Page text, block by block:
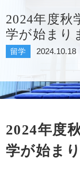
国際
大学
2024年度秋
学が始まり
留学 2024.10.18
2024年度
学が始ま